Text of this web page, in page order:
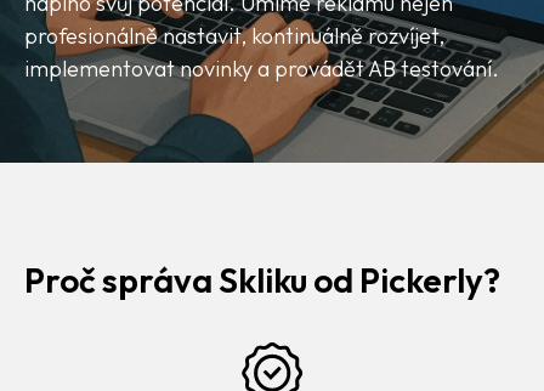
profesionálně nastavit, kontinuálně rozvíjet,
implementovat novinky a provádět AB testování.
Proč správa Skliku od Pickerly?